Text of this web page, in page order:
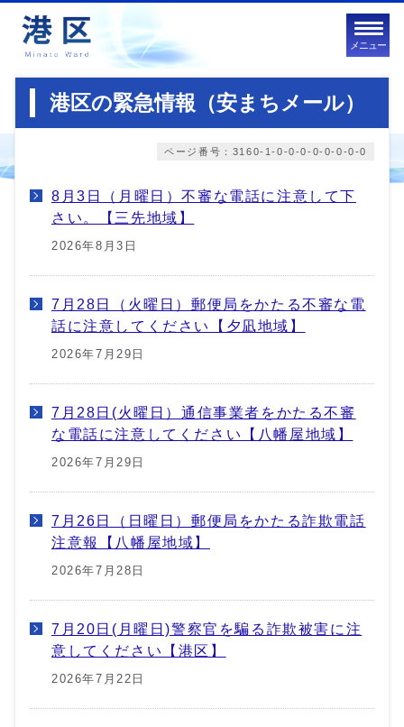
メニュー
港区の緊急情報（安まちメール）
ページ番号：3160-1-0-0-0-0-0-0-0-0
8月3日（月曜日）不審な電話に注意して下
さい。【三先地域】
2026年8月3日
7月28日（火曜日）郵便局をかたる不審な電
話に注意してください【夕凪地域】
2026年7月29日
7月28日(火曜日）通信事業者をかたる不審
な電話に注意してください【八幡屋地域】
2026年7月29日
7月26日（日曜日）郵便局をかたる詐欺電話
注意報【八幡屋地域】
2026年7月28日
7月20日(月曜日)警察官を騙る詐欺被害に注
意してください【港区】
2026年7月22日